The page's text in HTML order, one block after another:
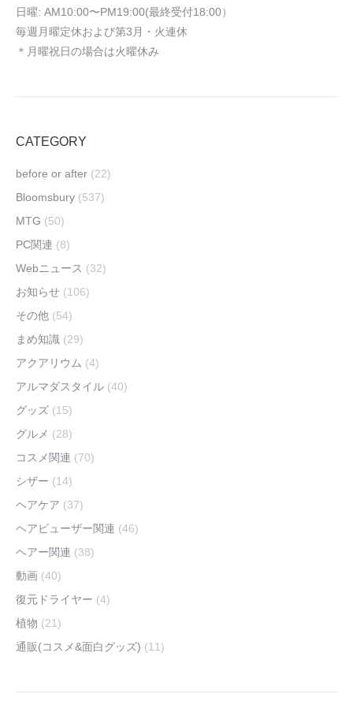
日曜: AM10:00〜PM19:00(最終受付18:00）
毎週月曜定休および第3月・火連休
＊月曜祝日の場合は火曜休み
CATEGORY
before or after (22)
Bloomsbury (537)
MTG (50)
PC関連 (8)
Webニュース (32)
お知らせ (106)
その他 (54)
まめ知識 (29)
アクアリウム (4)
アルマダスタイル (40)
グッズ (15)
グルメ (28)
コスメ関連 (70)
シザー (14)
ヘアケア (37)
ヘアビューザー関連 (46)
ヘアー関連 (38)
動画 (40)
復元ドライヤー (4)
植物 (21)
通販(コスメ&面白グッズ) (11)